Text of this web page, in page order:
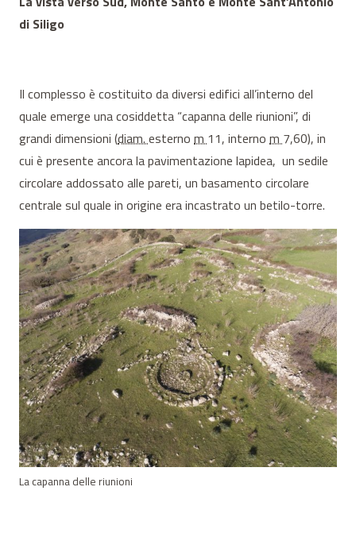
di Siligo
Il complesso è costituito da diversi edifici all’interno del
quale emerge una cosiddetta “capanna delle riunioni”, di
grandi dimensioni (diam.esterno m11, interno m7,60), in
cui è presente ancora la pavimentazione lapidea, un sedile
circolare addossato alle pareti, un basamento circolare
centrale sul quale in origine era incastrato un betilo-torre.
La capanna delle riunioni